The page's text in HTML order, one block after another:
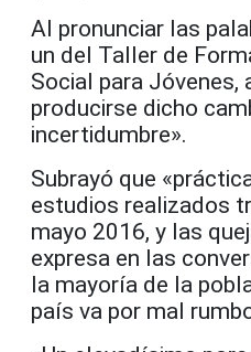
Al pronunciar las
un del Taller de
Social para Jóvenes,
producirse dicho
incertidumbre».
Subrayó que
estudios realizados
mayo 2016, y las
expresa en las
la mayoría de la
país va por mal